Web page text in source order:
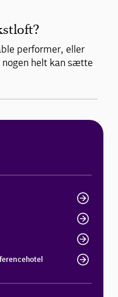
performer, eller
helt kan sætte